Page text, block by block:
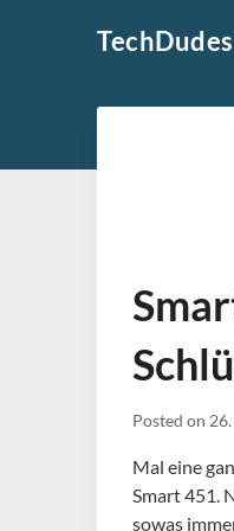
Posted on
Mal eine
Smart 451.
sowas